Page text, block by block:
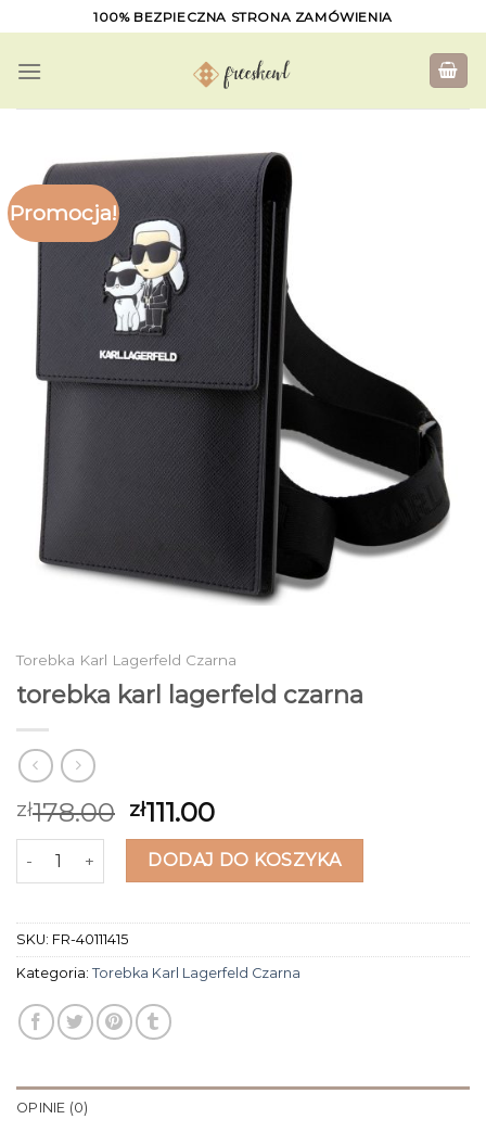
to
content
100% BEZPIECZNA STRONA ZAMÓWIENIA
Promocja!
Torebka Karl Lagerfeld Czarna
torebka karl lagerfeld czarna
zł178.00 zł111.00
ilość torebka karl lagerfeld czarna
DODAJ DO KOSZYKA
SKU: FR-40111415
Kategoria: Torebka Karl Lagerfeld Czarna
OPINIE (0)